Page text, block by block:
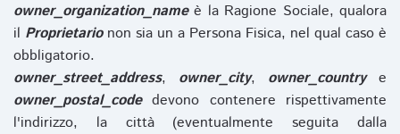
owner_organization_nameè la Ragione Sociale, qualora
il Proprietarionon sia un a Persona Fisica, nel qual caso è
obbligatorio.
owner_street_address, owner_city, owner_countrye
owner_postal_codedevono contenere rispettivamente
l'indirizzo, la città (eventualmente seguita dalla